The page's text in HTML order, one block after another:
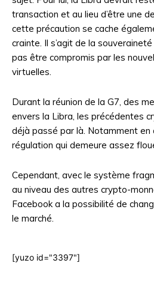
transaction et au lieu d’être une
cette précaution se cache
crainte. Il s’agit de la
pas être compromis par les
virtuelles.
Durant la réunion de la G7, des
envers la Libra, les précédentes
déjà passé par là. Notamment en
régulation qui demeure assez
Cependant, avec le système
au niveau des autres crypto-
Facebook a la possibilité de
le marché.
[yuzo id="3397"]